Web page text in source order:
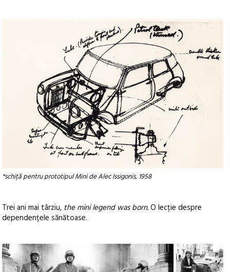
*schiță pentru prototipul Mini de Alec Issigonis, 1958
Trei ani mai târziu, the mini legend was born.O lecție despre
dependențele sănătoase.